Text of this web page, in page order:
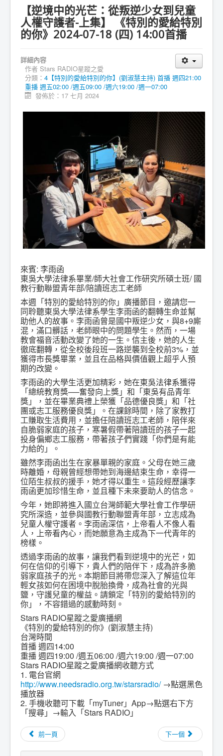
【逆境中的光芒：從叛逆少女到兒童
人權守護者-上集】 《特別的愛給特別
的你》2024-07-18 (四) 14:00首播
詳細內容
作者 Stars RADIO星蹤之愛
分類： 4【特別的愛給特別的你】(劉淑慧主持) 首播 週四21:00
重播 週五02:00 /週五09:00 /週六19:00 /週一07:00
發佈於：17 七月 2024
來賓: 李雨函
東吳大學法律系畢業/師大社會工作研究所碩士班/ 國
教行動聯盟青年部/陪讀班志工老師
本週「特別的愛給特別的你」廣播節目，邀請您一
同聆聽東吳大學法律系學生李雨函的翻轉生命並幫
助他人的故事。李雨函曾是國中叛逆少女，與8+9廝
混，滿口髒話，老師眼中的問題學生。然而，一場
教會福音活動改變了她的一生。信主後，她的人生
徹底翻轉，從全校後段班一路逆襲到全校前3%，並
獲得市長獎畢業，並且在品格與價值觀上超乎人預
期的改變。
李雨函的大學生活更加精彩，她在東吳法律系獲得
「總統教育獎──奮發向上獎」和「東吳有品青年
獎」，並在畢業典禮上榮獲「品德優良獎」和「社
團或志工服務優良獎」。在課餘時間，除了家教打
工賺取生活費用，並擔任陪讀班志工老師，陪伴來
自脆弱家庭的孩子，寒暑假帶著陪讀班的孩子一起
投身偏鄉志工服務，帶著孩子們實踐「你們是有能
力給的」。
雖然李雨函出生在家暴單親的家庭。父母在她三歲
時離婚，母親曾經想帶她到海邊結束生命，幸得一
位陌生叔叔的援手，她才得以重生。這段經歷讓李
雨函更加珍惜生命，並且種下未來要助人的信念。
今年，她即將進入國立台灣師範大學社會工作學研
究所深造，並參與國教行動聯盟青年部，立志成為
兒童人權守護者。李雨函深信，上帝看人不像人看
人，上帝看內心，而她願意為主成為下一代青年的
榜樣。
透過李雨函的故事，讓我們看到逆境中的光芒，如
何在信仰的引導下，貴人們的陪伴下，成為許多脆
弱家庭孩子的光。本期節目將帶您深入了解這位年
輕女孩如何在困境中脫胎換骨，成為社會的光與
鹽，守護兒童的權益。請鎖定「特別的愛給特別的
你」，不容錯過的感動時刻。
Stars RADIO星蹤之愛廣播網
《特別的愛給特別的你》(劉淑慧主持)
台灣時間
首播 週四14:00
重播 週四19:00 /週五06:00 /週六19:00 /週一07:00
Stars RADIO星蹤之愛廣播網收聽方式
1. 電台官網
http://www.needsradio.org.tw/starsradio/→點選黑色
播放器
2. 手機收聽可下載「myTuner」App→點選右下方
「搜尋」→輸入「Stars RADIO」
前一頁 下一個